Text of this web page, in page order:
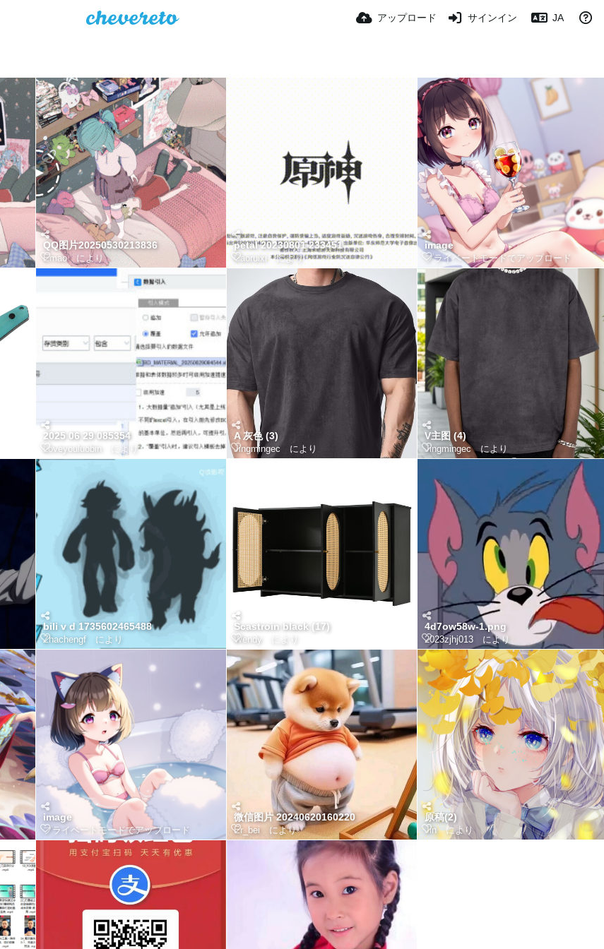
アップロード サインイン JA
QQ图片20250530213836
Emaoにより
petal 20230801 233451
Caoruixiにより
image
プライベートモードでアップロード
2025 06 29 085354
Loveyouluobin により
A 灰色 (3)
Jingmingecにより
V主图 (4)
Jingmingecにより
bili v d 1735602465488
Zhachengf により
Scastroin black (17)
Wendy により
4d7ow58w-1.png
2023zjhj013 により
image
プライベートモードでアップロード
微信图片 20240620160220
Er_beiにより
原稿(2)
Jinにより